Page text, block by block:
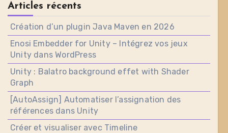
Articles récents
Création d’un plugin Java Maven en 2026
Enosi Embedder for Unity – Intégrez vos jeux
Unity dans WordPress
Unity : Balatro background effet with Shader
Graph
[AutoAssign] Automatiser l’assignation des
références dans Unity
Créer et visualiser avec Timeline